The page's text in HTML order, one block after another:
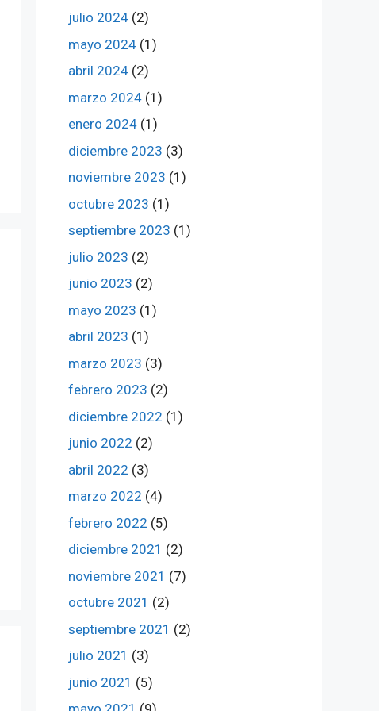
julio 2024 (2)
mayo 2024 (1)
abril 2024 (2)
marzo 2024 (1)
enero 2024 (1)
diciembre 2023 (3)
noviembre 2023 (1)
octubre 2023 (1)
septiembre 2023 (1)
julio 2023 (2)
junio 2023 (2)
mayo 2023 (1)
abril 2023 (1)
marzo 2023 (3)
febrero 2023 (2)
diciembre 2022 (1)
junio 2022 (2)
abril 2022 (3)
marzo 2022 (4)
febrero 2022 (5)
diciembre 2021 (2)
noviembre 2021 (7)
octubre 2021 (2)
septiembre 2021 (2)
julio 2021 (3)
junio 2021 (5)